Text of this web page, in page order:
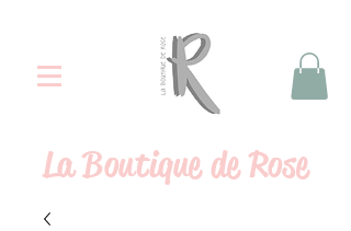
LaBoutique de Rose